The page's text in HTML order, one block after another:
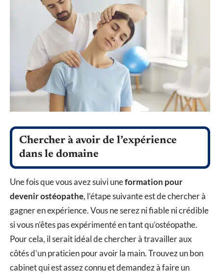
Chercher à avoir de l’expérience
dans le domaine
Une fois que vous avez suivi uneformation pour
devenir ostéopathe, l’étape suivante est de chercher à
gagner en expérience. Vous ne serez ni fiable ni crédible
si vous n’êtes pas expérimenté en tant qu’ostéopathe.
Pour cela, il serait idéal de chercher à travailler aux
côtés d’un praticien pour avoir la main. Trouvez un bon
cabinet qui est assez connu et demandez à faire un